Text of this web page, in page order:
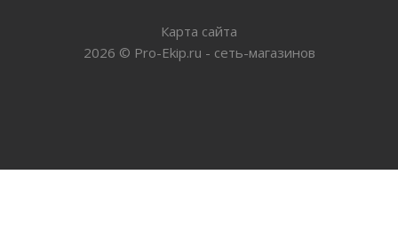
Карта сайта
2026 © Pro-Ekip.ru - сеть-магазинов